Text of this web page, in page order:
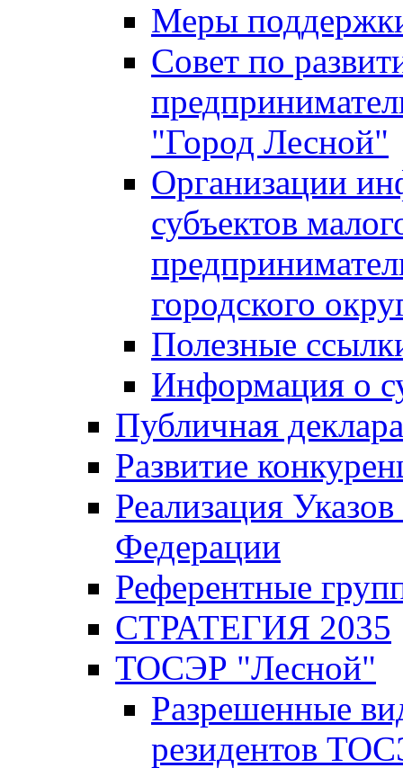
Меры
Совет по
"Город Лесной"
Организации
субъектов
городского
Полезные
Информация о
Публичная
Развитие
Реализация
Федерации
Референтные
СТРАТЕГИЯ 2035
ТОСЭР "Лесной"
Разрешенные
резидентов